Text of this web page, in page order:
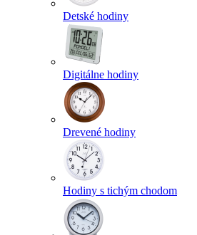
Detské hodiny
Digitálne hodiny
Drevené hodiny
Hodiny s tichým chodom